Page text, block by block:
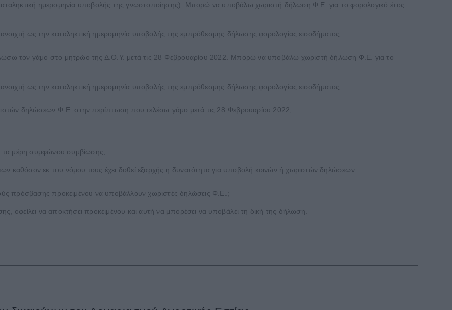
ημερομηνία υποβολής της γνωστοποίησης). Μπορώ να υποβάλω χωριστή δήλωση Φ.Ε. για το φορολογικό έτος
ανοιχτή ως την καταληκτική ημερομηνία υποβολής της εμπρόθεσμης δήλωσης φορολογίας εισοδήματος.
τον γάμο στο μητρώο της Δ.Ο.Υ. μετά τις 28 Φεβρουαρίου 2022. Μπορώ να υποβάλω χωριστή δήλωση Φ.Ε. για το
ανοιχτή ως την καταληκτική ημερομηνία υποβολής της εμπρόθεσμης δήλωσης φορολογίας εισοδήματος.
δηλώσεων Φ.Ε. στην περίπτωση που τελέσω γάμο μετά τις 28 Φεβρουαρίου 2022;
μέρη συμφώνου συμβίωσης;
καθόσον εκ του νόμου τους έχει δοθεί εξαρχής η δυνατότητα για υποβολή κοινών ή χωριστών δηλώσεων.
πρόσβασης προκειμένου να υποβάλλουν χωριστές δηλώσεις Φ.Ε.;
οφείλει να αποκτήσει προκειμένου και αυτή να μπορέσει να υποβάλει τη δική της δήλωση.